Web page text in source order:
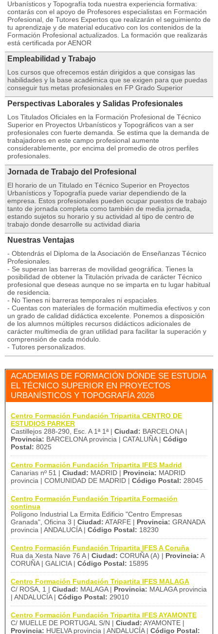
Urbanísticos y Topografía toda nuestra experiencia formativa:
contarás con el apoyo de Profesores especialistas en Formación
Profesional, de Tutores Expertos que realizarán el seguimiento de
tu aprendizaje y de material educativo con los contenidos de la
Formación Profesional actualizados. La formación que realizarás
está certificada por AENOR
Empleabilidad y Trabajo
Los cursos que ofrecemos están dirigidos a que consigas las
habilidades y la base académica que se exigen para que puedas
conseguir tus metas profesionales en FP Grado Superior
Perspectivas Laborales y Salidas Profesionales
Los Titulados Oficiales en la Formación Profesional de Técnico
Superior en Proyectos Urbanísticos y Topográficos van a ser
profesionales con fuerte demanda. Se estima que la demanda de
trabajadores en este campo profesional aumente
considerablemente, por encima del promedio de otros perfiles
profesionales.
Jornada de Trabajo del Profesional
El horario de un Titulado en Técnico Superior en Proyectos
Urbanísticos y Topografía puede variar dependiendo de la
empresa. Estos profesionales pueden ocupar puestos de trabajo
tanto de jornada completa como también de media jornada,
estando sujetos su horario y su actividad al tipo de centro de
trabajo donde desarrolle su actividad diaria
Nuestras Ventajas
- Obtendrás el Diploma de la Asociación de Enseñanzas Técnico
Profesionales.
- Se superan las barreras de movilidad geográfica. Tienes la
posibilidad de obtener la Titulación privada de carácter Técnico
profesional que deseas aunque no se imparta en tu lugar habitual
de residencia.
- No Tienes ni barreras temporales ni espaciales.
- Cuentas con materiales de formación multimedia efectivos y con
un grado de calidad didáctica excelente. Ponemos a disposición
de los alumnos múltiples recursos didácticos adicionales de
carácter multimedia de gran utilidad para facilitar la superación y
comprensión de cada módulo.
- Tutores personalizados.
ACADEMIAS DE FORMACIÓN DÓNDE SE ESTUDIA
EL TÉCNICO SUPERIOR EN PROYECTOS
URBANÍSTICOS Y TOPOGRAFÍA 2026
Centro Formación Fundación Tripartita CENTRO DE
ESTUDIOS PARKER
Castillejos 288-290, Esc. A 1ª 1ª | Ciudad: BARCELONA |
Provincia: BARCELONA provincia | CATALUÑA | Código
Postal: 8025
Centro Formación Fundación Tripartita IFES Madrid
Canarias nº 51 | Ciudad: MADRID | Provincia: MADRID
provincia | COMUNIDAD DE MADRID | Código Postal: 28045
Centro Formación Fundación Tripartita Formación
continua
Polígono Industrial La Ermita Edificio "Centro Empresas
Granada", Oficina 3 | Ciudad: ATARFE | Provincia: GRANADA
provincia | ANDALUCÍA | Código Postal: 18230
Centro Formación Fundación Tripartita IFES A Coruña
Rua da Xesta Nave 76 A | Ciudad: CORUÑA (A) | Provincia: A
CORUÑA | GALICIA | Código Postal: 15895
Centro Formación Fundación Tripartita IFES MALAGA
C/ ROSA, 1 | Ciudad: MALAGA | Provincia: MALAGA provincia
| ANDALUCÍA | Código Postal: 29010
Centro Formación Fundación Tripartita IFES AYAMONTE
C/ MUELLE DE PORTUGAL S/N | Ciudad: AYAMONTE |
Provincia: HUELVA provincia | ANDALUCÍA | Código Postal: